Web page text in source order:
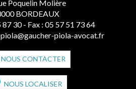
Poquelin Molière
BORDEAUX
87 30 - Fax : 05 57 51 73 64
piola-avocat.fr
NOUS CONTACTER
NOUS LOCALISER